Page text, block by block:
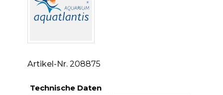
Artikel-Nr. 208875
Technische Daten